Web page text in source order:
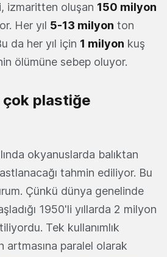
izmaritten oluşan 150 milyon
Her yıl 5-13 milyon ton
da her yıl için 1 milyon kuş
ölümüne sebep oluyor.
çok plastiğe
okyanuslarda balıktan
tahmin ediliyor. Bu
Çünkü dünya genelinde
1950'li yıllarda 2 milyon
Tek kullanımlık
artmasına paralel olarak